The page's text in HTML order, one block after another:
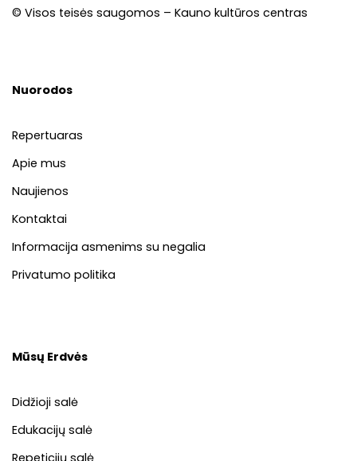
© Visos teisės saugomos – Kauno kultūros centras
Nuorodos
Repertuaras
Apie mus
Naujienos
Kontaktai
Informacija asmenims su negalia
Privatumo politika
Mūsų Erdvės
Didžioji salė
Edukacijų salė